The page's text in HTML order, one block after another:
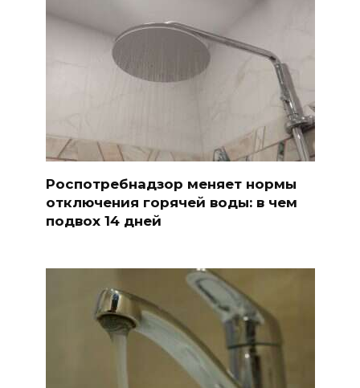
Роспотребнадзор меняет нормы
отключения горячей воды: в чем
подвох 14 дней